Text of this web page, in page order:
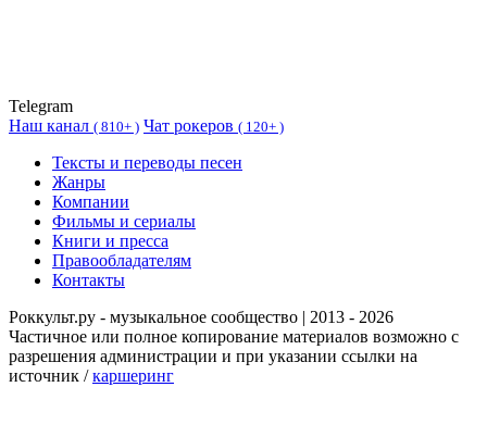
Telegram
Наш канал ( 810+ ) Чат рокеров ( 120+ )
Тексты и переводы песен
Жанры
Компании
Фильмы и сериалы
Книги и пресса
Правообладателям
Контакты
Роккульт.ру - музыкальное сообщество | 2013 - 2026
Частичное или полное копирование материалов возможно с
разрешения администрации и при указании ссылки на
источник /каршеринг